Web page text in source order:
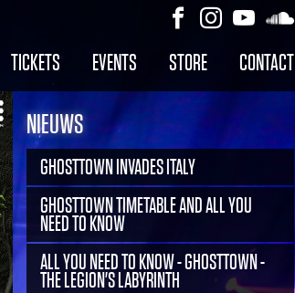
TICKETS EVENTS STORE CONTACT
NIEUWS
GHOSTTOWN INVADES ITALY
GHOSTTOWN TIMETABLE AND ALL YOU
NEED TO KNOW
ALL YOU NEED TO KNOW - GHOSTTOWN -
THE LEGION'S LABYRINTH